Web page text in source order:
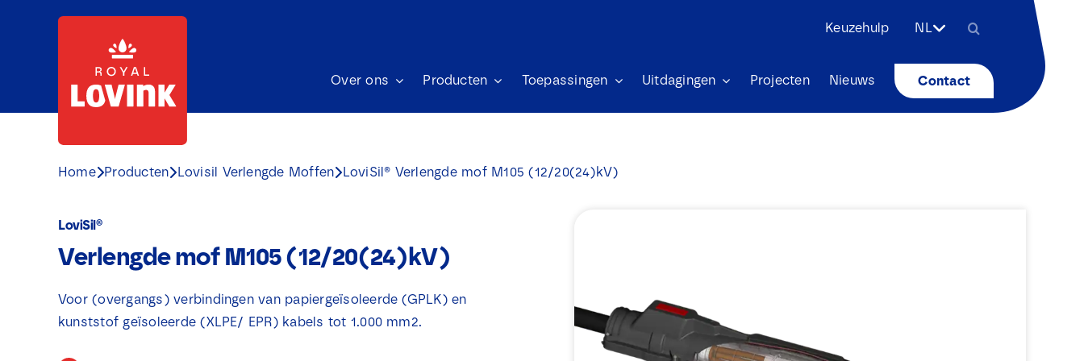
Keuzehulp NL
naar:
Over ons Producten Toepassingen Uitdagingen Projecten Nieuws Contact
Home Producten Lovisil Verlengde Moffen LoviSil® Verlengde mof M105 (12/20(24)kV)
LoviSil®
Verlengde mof M105 (12/20(24)kV)
Voor (overgangs) verbindingen van papiergeïsoleerde (GPLK) en
kunststof geïsoleerde (XLPE/ EPR) kabels tot 1.000 mm2.